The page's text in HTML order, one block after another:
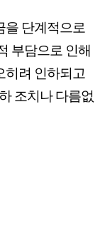
을 단계적으로
부담으로 인해
히려 인하되고
조치나 다름없